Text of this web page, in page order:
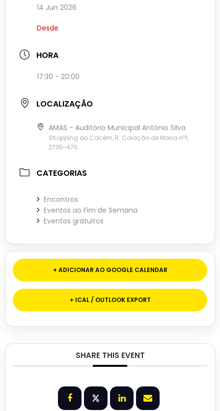
14 Jun 2026
Desde
HORA
17:30 - 20:00
LOCALIZAÇÃO
AMAS - Auditório Municipal António Silva
Shopping do Cacém, R. Coração de Maria nº1,
2735-470
CATEGORIAS
Encontros
Eventos ao Fim de Semana
Eventos gratuitos
+ ADICIONAR AO GOOGLE CALENDAR
+ ICAL / OUTLOOK EXPORT
SHARE THIS EVENT